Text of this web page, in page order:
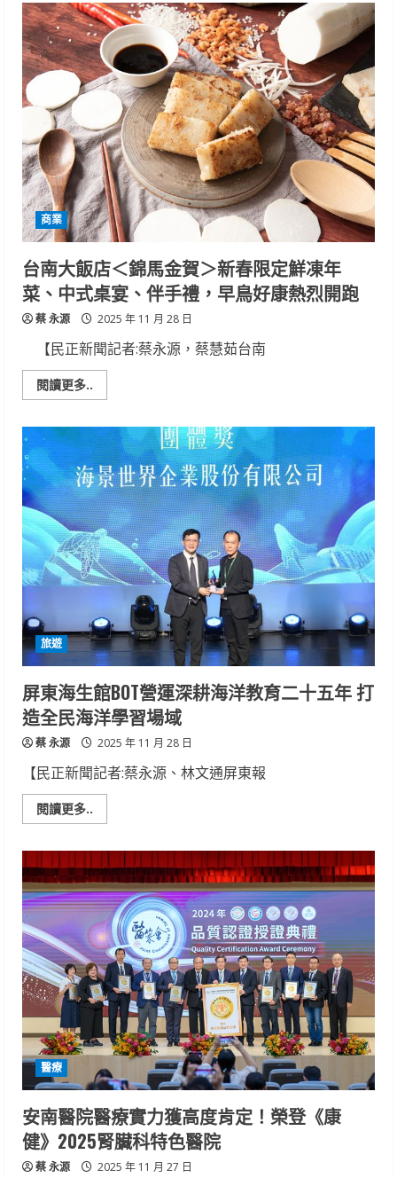
齡
共
享
藝
啟
新
章
2025
樂
齡
3.0
成
果
展
開
展
商業
台南大飯店＜錦馬金賀＞新春限定鮮凍年
菜、中式桌宴、伴手禮，早鳥好康熱烈開跑
蔡 永源 2025 年 11 月 28 日
【民正新聞記者:蔡永源，蔡慧茹台南
閱讀更多..
more
南
大
飯
店
＜
錦
馬
金
賀
＞
新
春
限
鮮
凍
年
菜、
中
式
桌
宴、
伴
手
禮，
早
好
康
熱
旅遊
屏東海生館BOT營運深耕海洋教育二十五年 打
造全民海洋學習場域
蔡 永源 2025 年 11 月 28 日
【民正新聞記者:蔡永源、林文通屏東報
閱讀更多..
more
海
生
館
BOT
營
運
深
耕
海
洋
教
育
二
十
五
年
打
造
全
民
海
洋
學
習
場
醫療
安南醫院醫療實力獲高度肯定！榮登《康
健》2025腎臟科特色醫院
蔡 永源 2025 年 11 月 27 日